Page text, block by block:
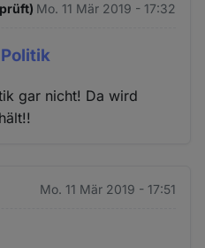
Mo. 11 Mär 2019 - 17:32
gar nicht! Da wird
Mo. 11 Mär 2019 - 17:51